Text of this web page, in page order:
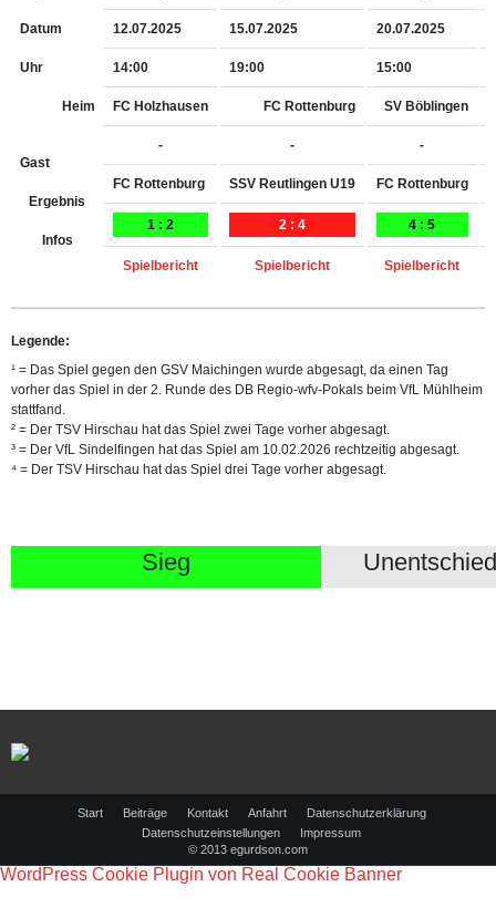
Datum
Uhr
Heim
Gast
Ergebnis
Infos
12.07.2025
14:00
FC Holzhausen
-
FC Rottenburg
1 : 2
Spielbericht
15.07.2025
19:00
FC Rottenburg
-
SSV Reutlingen U19
2 : 4
Spielbericht
20.07.2025
15:00
SV Böblingen
-
FC Rottenburg
4 : 5
Spielbericht
Legende:
¹ = Das Spiel gegen den GSV Maichingen wurde abgesagt, da einen Tag
vorher das Spiel in der 2. Runde des DB Regio-wfv-Pokals beim VfL Mühlheim
stattfand.
² = Der TSV Hirschau hat das Spiel zwei Tage vorher abgesagt.
³ = Der VfL Sindelfingen hat das Spiel am 10.02.2026 rechtzeitig abgesagt.
⁴ = Der TSV Hirschau hat das Spiel drei Tage vorher abgesagt.
Sieg
Start Beiträge Kontakt Anfahrt
Datenschutzerklärung
Datenschutzeinstellungen
Impressum
© 2013 egurdson.com
WordPress Cookie Plugin von Real Cookie Banner